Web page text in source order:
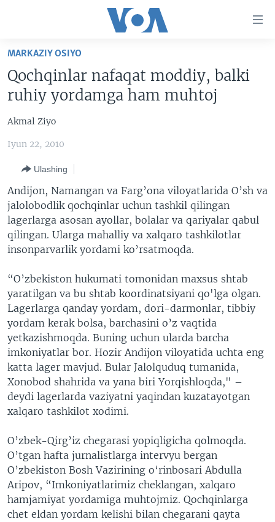
Boshiga
qayting
Qidiruvga
o'ting
AMERIKA
MULTIMEDIA
AMERIKA MANZARALARI
XALQARO HAYOT
VASHINGTON CHOYXONASI
VIDEO
XABARLAR SURATLARDA
IJTIMOIY TARMOQLAR
FACEBOOK
YOUTUBE
ODNOKLASSNIKI
TELEGRAM
TWITTER
SOUNDCLOUD
INGLIZ TILI DARSLARI
EDITORIAL
Learning English
VOA
MARKAZIY OSIYO
Qochqinlar nafaqat moddiy, balki
ruhiy yordamga ham muhtoj
Akmal Ziyo
Iyun 22, 2010
Ulashing
Andijon, Namangan va Farg’ona viloyatlarida O’sh va
jalolobodlik qochqinlar uchun tashkil qilingan
lagerlarga asosan ayollar, bolalar va qariyalar qabul
qilingan. Ularga mahalliy va xalqaro tashkilotlar
insonparvarlik yordami ko’rsatmoqda.
“O’zbekiston hukumati tomonidan maxsus shtab
yaratilgan va bu shtab koordinatsiyani qo'lga olgan.
Lagerlarga qanday yordam, dori-darmonlar, tibbiy
yordam kerak bolsa, barchasini o’z vaqtida
yetkazishmoqda. Buning uchun ularda barcha
imkoniyatlar bor. Hozir Andijon viloyatida uchta eng
katta lager mavjud. Bular Jalolquduq tumanida,
Xonobod shahrida va yana biri Yorqishloqda," –
deydi lagerlarda vaziyatni yaqindan kuzatayotgan
xalqaro tashkilot xodimi.
O’zbek-Qirg’iz chegarasi yopiqligicha qolmoqda.
O’tgan hafta jurnalistlarga intervyu bergan
O’zbekiston Bosh Vazirining o‘rinbosari Abdulla
Aripov, “Imkoniyatlarimiz cheklangan, xalqaro
hamjamiyat yordamiga muhtojmiz. Qochqinlarga
chet eldan yordam kelishi bilan chegarani qayta